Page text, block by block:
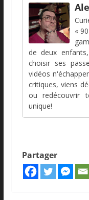
«
de deux
choisir ses
vidéos
critiques, viens
ou redécouvrir
unique!
Partager